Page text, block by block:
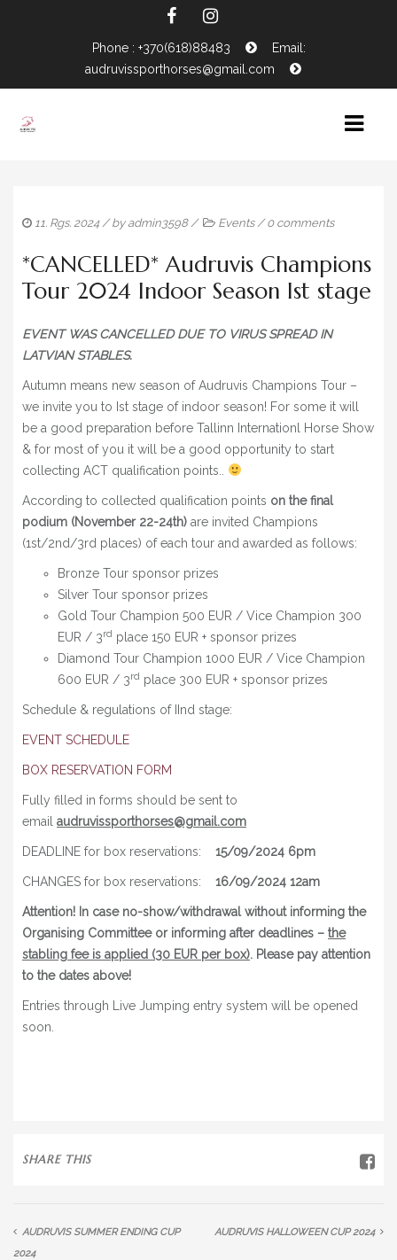
Phone : +370(618)88483
Email:
audruvissporthorses@gmail.com
NEWS
HORSES FOR SALE
EVENTS CALENDAR
CONTACTS
11. Rgs. 2024 / by admin3598/ Events/0 comments
*CANCELLED* Audruvis Champions
Tour 2024 Indoor Season Ist stage
EVENT WAS CANCELLED DUE TO VIRUS SPREAD IN
LATVIAN STABLES.
Autumn means new season of Audruvis Champions Tour –
we invite you to Ist stage of indoor season! For some it will
be a good preparation before Tallinn Internationl Horse Show
& for most of you it will be a good opportunity to start
collecting ACT qualification points..
According to collected qualification points on the final
podium (November 22-24th) are invited Champions
(1st/2nd/3rd places) of each tour and awarded as follows:
Bronze Tour sponsor prizes
Silver Tour sponsor prizes
Gold Tour Champion 500 EUR / Vice Champion 300
EUR / 3rd place 150 EUR + sponsor prizes
Diamond Tour Champion 1000 EUR / Vice Champion
600 EUR / 3rd place 300 EUR + sponsor prizes
Schedule & regulations of IInd stage:
EVENT SCHEDULE
BOX RESERVATION FORM
Fully filled in forms should be sent to
email audruvissporthorses@gmail.com
DEADLINE for box reservations: 15/09/2024 6pm
CHANGES for box reservations: 16/09/2024 12am
Attention! In case no-show/withdrawal without informing the
Organising Committee or informing after deadlines – the
stabling fee is applied (30 EUR per box). Please pay attention
to the dates above!
Entries through Live Jumping entry system will be opened
soon.
SHARE THIS
AUDRUVIS SUMMER ENDING CUP
2024
AUDRUVIS HALLOWEEN CUP 2024